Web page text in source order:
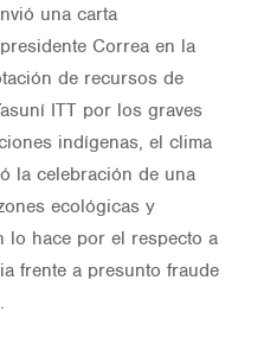
una carta
Correa en la
de recursos de
ITT por los graves
indígenas, el clima
la celebración de una
ecológicas y
lo hace por el respecto a
frente a presunto fraude